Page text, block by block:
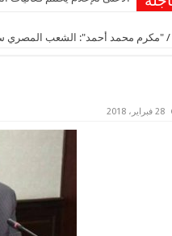
/ "مكرم محمد أحمد": الشعب المصري
28 فبراير، 2018